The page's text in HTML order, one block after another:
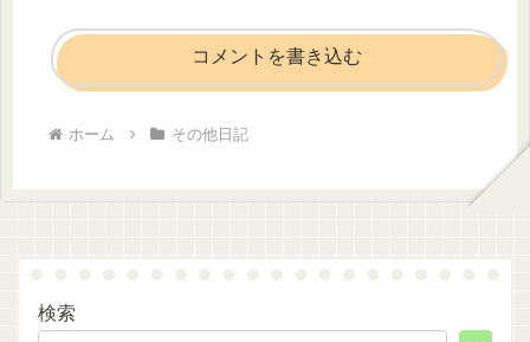
コメントを書き込む
ホーム その他日記
検索